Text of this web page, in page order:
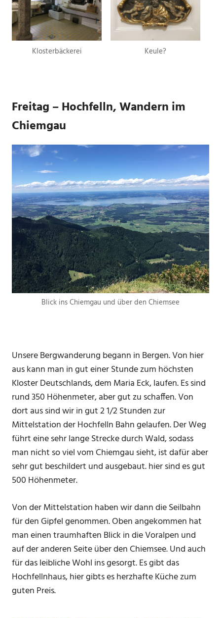
Klosterbäckerei Keule?
Freitag – Hochfelln, Wandern im
Chiemgau
Blick ins Chiemgau und über den Chiemsee
Unsere Bergwanderung begann in Bergen. Von hier
aus kann man in gut einer Stunde zum höchsten
Kloster Deutschlands, dem Maria Eck, laufen. Es sind
rund 350 Höhenmeter, aber gut zu schaffen. Von
dort aus sind wir in gut 2 1/2 Stunden zur
Mittelstation der Hochfelln Bahn gelaufen. Der Weg
führt eine sehr lange Strecke durch Wald, sodass
man nicht so viel vom Chiemgau sieht, ist dafür aber
sehr gut beschildert und ausgebaut. hier sind es gut
500 Höhenmeter.
Von der Mittelstation haben wir dann die Seilbahn
für den Gipfel genommen. Oben angekommen hat
man einen traumhaften Blick in die Voralpen und
auf der anderen Seite über den Chiemsee. Und auch
für das leibliche Wohl ins gesorgt. Es gibt das
Hochfellnhaus, hier gibts es herzhafte Küche zum
guten Preis.